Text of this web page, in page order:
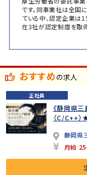
です。同事業社は全国
ている中、認定企業は
在3社が認定制度を取得
おすすめの求人
正社員
《静岡県
（C/C++
静岡県
月給